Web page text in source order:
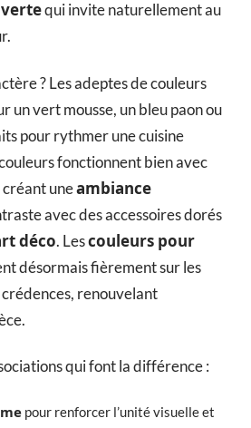
qui invite naturellement au
? Les adeptes de couleurs
un vert mousse, un bleu paon ou
pour rythmer une cuisine
fonctionnent bien avec
uneambiance
avec des accessoires dorés
déco. Lescouleurs pour
désormais fièrement sur les
crédences, renouvelant
qui font la différence :
pour renforcer l’unité visuelle et